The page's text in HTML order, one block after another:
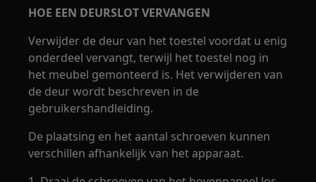
HOE EEN DEURSLOT VERVANGEN
Verwijder de deur van het toestel voordat u enig
onderdeel vervangt, terwijl het toestel nog in
het meubel gemonteerd is. Het verwijderen van
de deur wordt beschreven in de
gebruikershandleiding.
De plaatsing en het aantal schroeven kunnen
verschillen afhankelijk van het apparaat.